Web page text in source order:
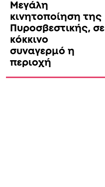
Μεγάλη
κινητοποίηση της
Πυροσβεστικής, σε
κόκκινο
συναγερμό η
περιοχή